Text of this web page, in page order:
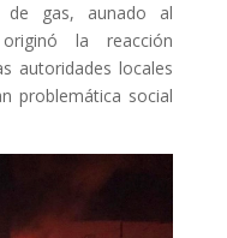
gas, aunado al
la reacción
autoridades locales
problemática social